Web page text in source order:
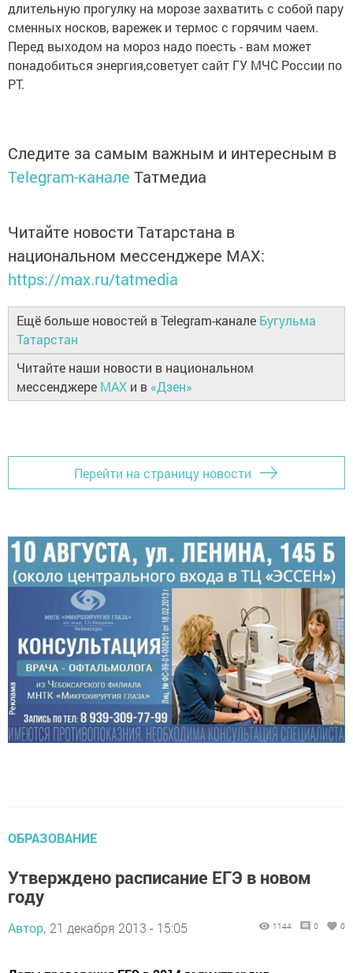
длительную прогулку на морозе захватить с собой пару
сменных носков, варежек и термос с горячим чаем.
Перед выходом на мороз надо поесть - вам может
понадобиться энергия,советует сайт ГУ МЧС России по
РТ.
Следите за самым важным и интересным в
Telegram-канале Татмедиа
Читайте новости Татарстана в
национальном мессенджере MАХ:
https://max.ru/tatmedia
Ещё больше новостей в Telegram-канале Бугульма
Татарстан
Читайте наши новости в национальном
мессенджере MAX и в «Дзен»
Перейти на страницу новости
ОБРАЗОВАНИЕ
Утверждено расписание ЕГЭ в новом
году
Автор, 21 декабря 2013 - 15:05 1144 0 0